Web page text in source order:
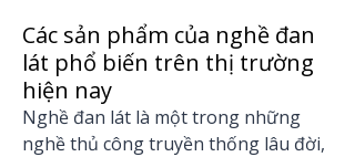
Các sản phẩm của nghề đan
lát phổ biến trên thị trường
hiện nay
Nghề đan lát là một trong những
nghề thủ công truyền thống lâu đời,